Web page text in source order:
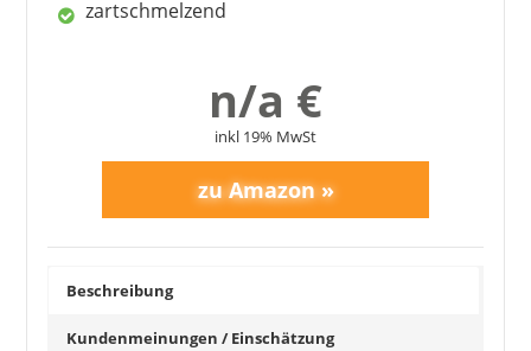
4 6
zartschmelzend
n/a €
inkl 19% MwSt
Beschreibung
Kundenmeinungen / Einschätzung